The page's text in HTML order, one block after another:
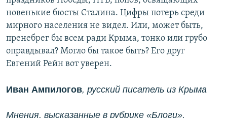
новенькие бюсты Сталина. Цифры потерь среди
мирного населения не видел. Или, может быть,
пренебрег бы всем ради Крыма, тонко или грубо
оправдывал? Могло бы такое быть? Его друг
Евгений Рейн вот уверен.
Иван Ампилогов, русский писатель из Крыма
Мнения, высказанные в рубрике «Блоги»,